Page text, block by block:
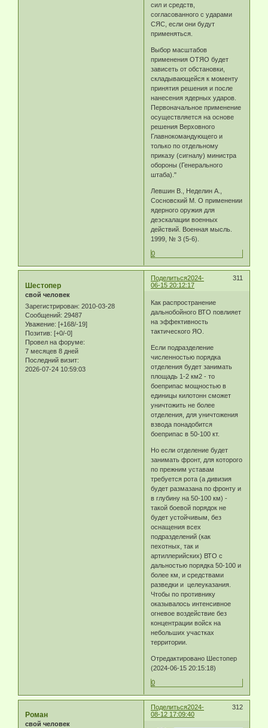
сил и средств,
согласованного с ударами
СЯС, если они будут
применяться.
Выбор масштабов
применения ОТЯО будет
зависеть от обстановки,
складывающейся к моменту
принятия решения и после
нанесения ядерных ударов.
Первоначальное применение
осуществляется на основе
решения Верховного
Главнокомандующего и
только по отдельному
приказу (сигналу) министра
обороны (Генерального
штаба)."
Левшин В., Неделин А.,
Сосновский М. О применении
ядерного оружия для
деэскалации военных
действий. Военная мысль.
1999, № 3 (5-6).
0
Поделиться 311
2024-
06-15 20:12:17
Шестопер
свой человек
Зарегистрирован: 2010-03-28
Сообщений: 29487
Уважение: [+168/-19]
Позитив: [+0/-0]
Провел на форуме:
7 месяцев 8 дней
Последний визит:
2026-07-24 10:59:03
Как распространение
дальнобойного ВТО повлияет
на эффективность
тактического ЯО.
Если подразделение
численностью порядка
отделения будет занимать
площадь 1-2 км2 - то
боеприпас мощностью в
единицы килотонн сможет
уничтожить не более
отделения, для уничтожения
взвода понадобится
боеприпас в 50-100 кт.
Но если отделение будет
занимать фронт, для которого
по прежним уставам
требуется рота (а дивизия
будет размазана по фронту и
в глубину на 50-100 км) -
такой боевой порядок не
будет устойчивым, без
оснащения всех
подразделений (как
пехотных, так и
артиллерийских) ВТО с
дальностью порядка 50-100 и
более км, и средствами
разведки и целеуказания.
Чтобы по противнику
оказывалось интенсивное
огневое воздействие без
концентрации войск на
небольших участках
территории.
Отредактировано Шестопер
(2024-06-15 20:15:18)
0
Поделиться 312
2024-
08-12 17:09:40
Роман
свой человек